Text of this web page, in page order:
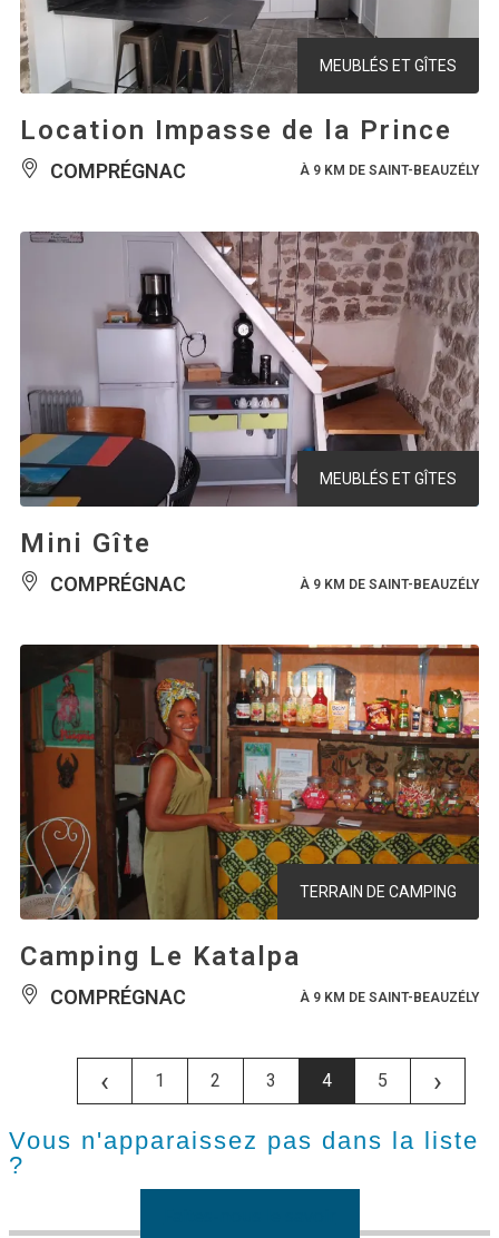
MEUBLÉS ET GÎTES
Location Impasse de la Prince
COMPRÉGNAC À 9 KM DE SAINT-BEAUZÉLY
MEUBLÉS ET GÎTES
Mini Gîte
COMPRÉGNAC À 9 KM DE SAINT-BEAUZÉLY
TERRAIN DE CAMPING
Camping Le Katalpa
COMPRÉGNAC À 9 KM DE SAINT-BEAUZÉLY
‹ 1 2 3 4 5 ›
Vous n'apparaissez pas dans la liste
?